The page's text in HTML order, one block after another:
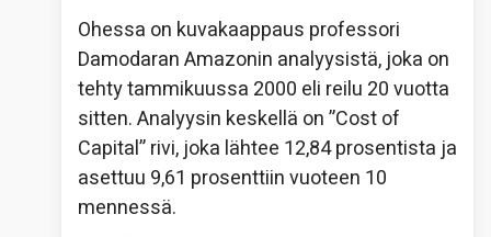
Ohessa on kuvakaappaus professori
Damodaran Amazonin analyysistä, joka on
tehty tammikuussa 2000 eli reilu 20 vuotta
sitten. Analyysin keskellä on ”Cost of
Capital” rivi, joka lähtee 12,84 prosentista ja
asettuu 9,61 prosenttiin vuoteen 10
mennessä.